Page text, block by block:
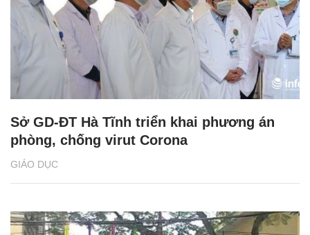
GIÁO DỤC
Sở GD-ĐT Hà Tĩnh triển khai phương án
phòng, chống virut Corona